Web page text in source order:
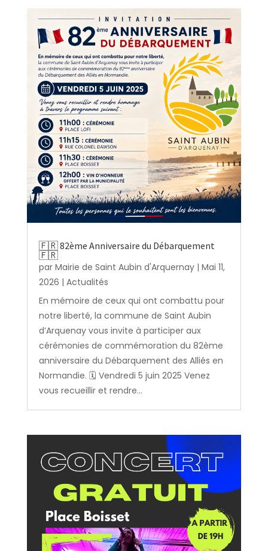
🇫🇷 82ème Anniversaire du Débarquement
🇫🇷
par Mairie de Saint Aubin d'Arquernay| Mai 11,
2026 | Actualités
En mémoire de ceux qui ont combattu pour
notre liberté, la commune de Saint Aubin
d’Arquenay vous invite à participer aux
cérémonies de commémoration du 82ème
anniversaire du Débarquement des Alliés en
Normandie. 🗓️ Vendredi 5 juin 2025 Venez
vous recueillir et rendre...